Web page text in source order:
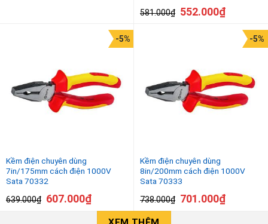
581.000₫ 552.000₫
Kềm điện chuyên dùng
7in/175mm cách điện 1000V
Sata 70332
639.000₫
-5%
607.000₫
Kềm điện chuyên dùng
8in/200mm cách điện 1000V
Sata 70333
738.000₫
-5%
701.000₫